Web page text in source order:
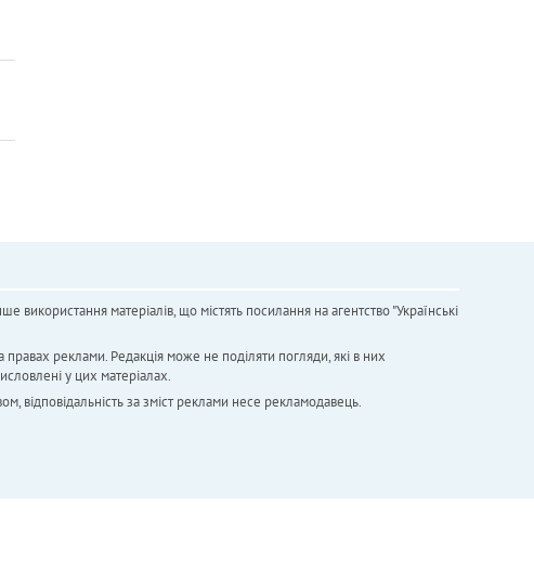
використання матеріалів, що містять посилання на агентство "Українськi
реклами. Редакція може не поділяти погляди, які в них
у цих матеріалах.
відповідальність за зміст реклами несе рекламодавець.